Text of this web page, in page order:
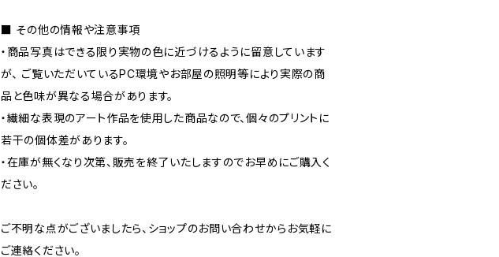
■ その他の情報や注意事項
・商品写真はできる限り実物の色に近づけるように留意しています
が、 ご覧いただいているPC環境やお部屋の照明等により実際の商
品と色味が異なる場合があります。
・繊細な表現のアート作品を使用した商品なので、個々のプリントに
若干の個体差があります。
・在庫が無くなり次第、販売を終了いたしますのでお早めにご購入く
ださい。
ご不明な点がございましたら、ショップのお問い合わせからお気軽に
ご連絡ください。